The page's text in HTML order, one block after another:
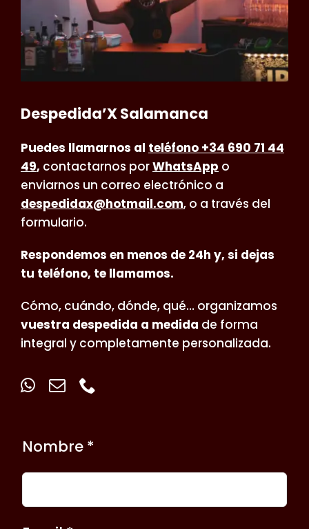
Nombre *
Despedida’X Salamanca
Puedes llamarnos al teléfono +34 690 71 44
49, contactarnos porWhatsApp o
enviarnos un correo electrónico a
despedidax@hotmail.com, o a través del
formulario.
Respondemos en menos de 24h y, si dejas
tu teléfono, te llamamos.
Cómo, cuándo, dónde, qué… organizamos
vuestra despedida a medida de forma
integral y completamente personalizada.